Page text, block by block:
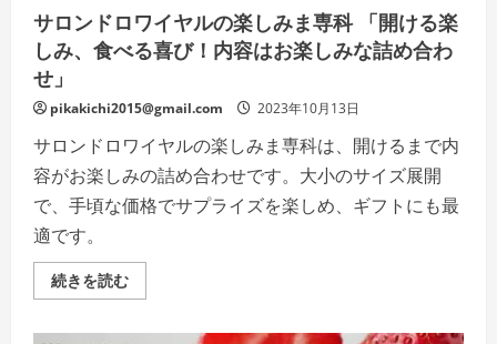
い
サロンドロワイヤルの楽しみま専科 「開ける楽
しみ、食べる喜び！内容はお楽しみな詰め合わ
せ」
pikakichi2015@gmail.com 2023年10月13日
サロンドロワイヤルの楽しみま専科は、開けるまで内
容がお楽しみの詰め合わせです。大小のサイズ展開
で、手頃な価格でサプライズを楽しめ、ギフトにも最
適です。
続きを読むサ
ロ